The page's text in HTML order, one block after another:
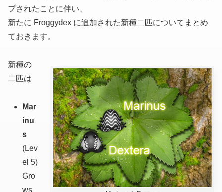
プされたことに伴い、
新たに Froggydex に追加された新種二匹についてまとめ
ておきます。
新種の
二匹は
Mar
inu
s
(Lev
el 5)
Gro
ws